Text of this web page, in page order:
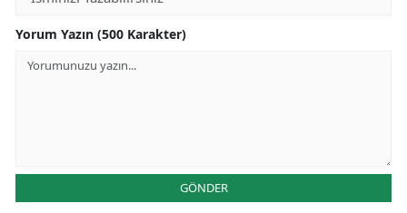
Yorum Yazın (500 Karakter)
GÖNDER